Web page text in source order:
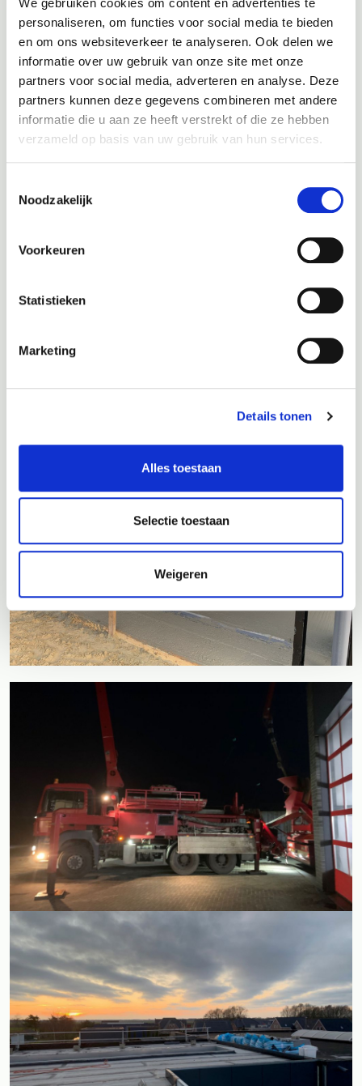
We gebruiken cookies om content en advertenties te
personaliseren, om functies voor social media te bieden
en om ons websiteverkeer te analyseren. Ook delen we
informatie over uw gebruik van onze site met onze
partners voor social media, adverteren en analyse. Deze
partners kunnen deze gegevens combineren met andere
informatie die u aan ze heeft verstrekt of die ze hebben
verzameld op basis van uw gebruik van hun services.
Noodzakelijk
Voorkeuren
Statistieken
Marketing
Details tonen
Alles toestaan
Selectie toestaan
Weigeren